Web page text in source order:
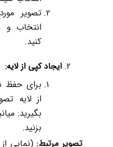
تصویر
انتخاب و
کنید.
ایجاد کپی از لایه:
برای حفظ
از لایه
بگیرید:
بزنید.
تصویر مرتبط: (نمایی